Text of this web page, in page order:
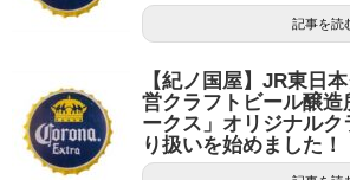
記事を読
【紀ノ国屋】JR東日
営クラフトビール醸造
ークス」オリジナル
り扱いを始めました！